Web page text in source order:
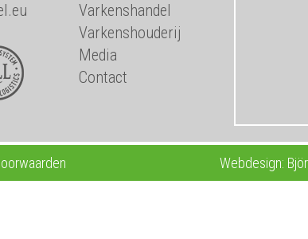
Varkenshandel
Varkenshouderij
Media
Contact
Webdesign: